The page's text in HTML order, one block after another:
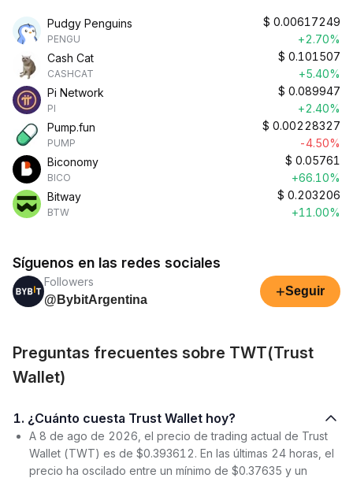
Pudgy Penguins
PENGU
$ 0.00617249
+2.70%
Cash Cat
CASHCAT
$ 0.101507
+5.40%
Pi Network
PI
$ 0.089947
+2.40%
Pump.fun
PUMP
$ 0.00228327
-4.50%
Biconomy
BICO
$ 0.05761
+66.10%
Bitway
BTW
$ 0.203206
+11.00%
Síguenos en las redes sociales
Followers
@BybitArgentina
+Seguir
Preguntas frecuentes sobre TWT(Trust
Wallet)
1. ¿Cuánto cuesta Trust Wallet hoy?
A 8 de ago de 2026, el precio de trading actual de Trust
Wallet (TWT) es de $0.393612. En las últimas 24 horas, el
precio ha oscilado entre un mínimo de $0.37635 y un